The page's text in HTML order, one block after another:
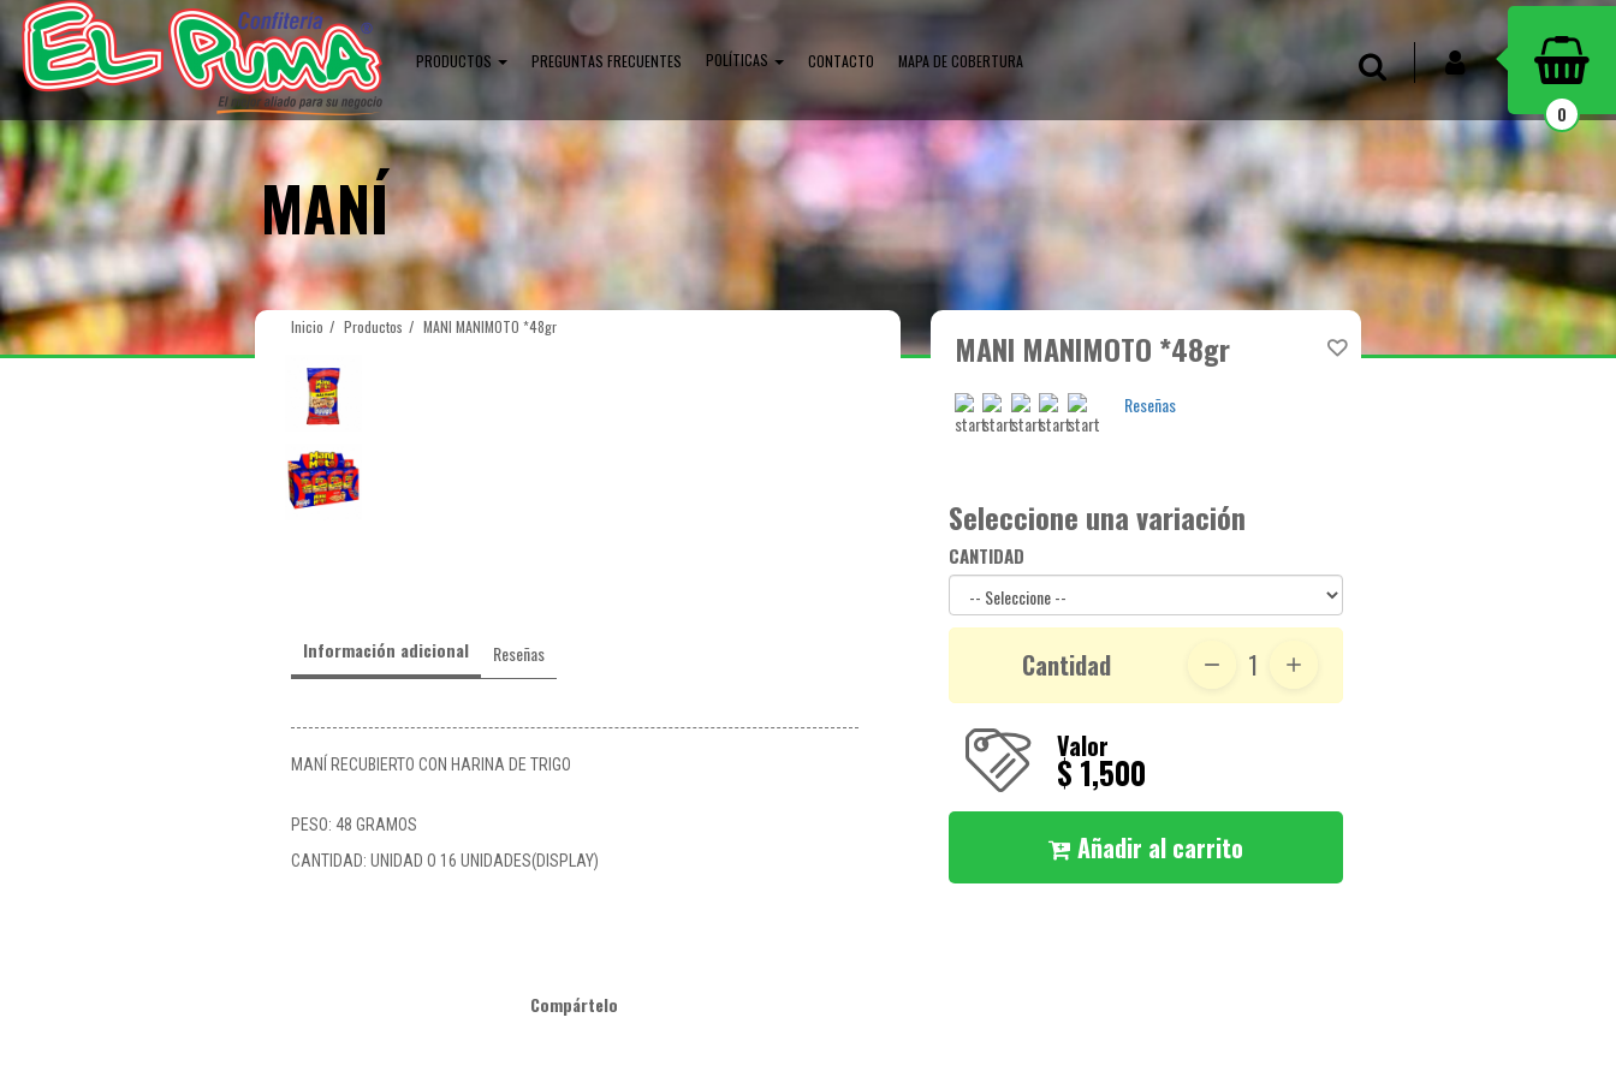
PRODUCTOS PREGUNTAS FRECUENTES POLÍTICAS CONTACTO MAPA DE COBERTURA INICIAR SESIÓN
Buscar
0
MANÍ
Inicio Productos MANI MANIMOTO *48gr
Información adicional Reseñas
MANÍ RECUBIERTO CON HARINA DE TRIGO
PESO: 48 GRAMOS
CANTIDAD: UNIDAD O 16 UNIDADES(DISPLAY)
Compártelo
MANI MANIMOTO *48gr
Reseñas
Seleccione una variación
CANTIDAD
Cantidad 1
Valor
$ 1,500
Añadir al carrito